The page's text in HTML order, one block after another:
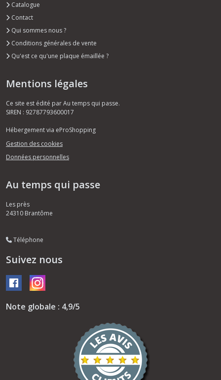
Catalogue
Contact
Qui sommes nous ?
Conditions générales de vente
Qu'est ce qu'une plaque émaillée ?
Mentions légales
Ce site est édité par Au temps qui passe.
SIREN : 92787793600017
Hébergement via eProShopping
Gestion des cookies
Données personnelles
Au temps qui passe
Les près
24310 Brantôme
Téléphone
Suivez nous
Note globale : 4,9/5